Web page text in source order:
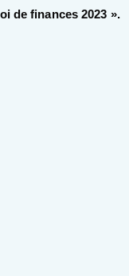
de finances 2023 ».